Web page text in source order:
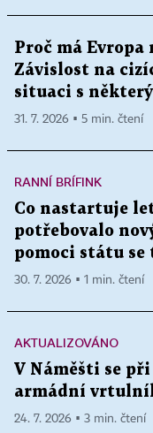
Proč má
Závislost na
situaci s
31. 7. 2026 ▪ 5 min. čtení
RANNÍ BRÍFINK
Co nastartuje
potřebovalo
pomoci státu se
30. 7. 2026 ▪ 1 min. čtení
AKTUALIZOVÁNO
V Náměšti se
armádní
24. 7. 2026 ▪ 3 min. čtení